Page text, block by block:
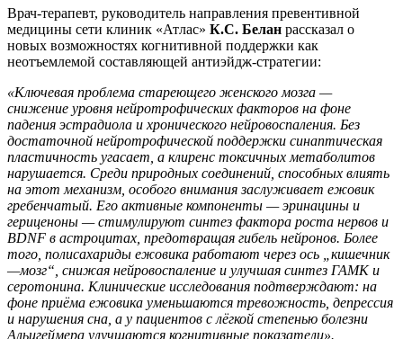
Врач-терапевт, руководитель направления превентивной
медицины сети клиник «Атлас» К.С. Белан рассказал о
новых возможностях когнитивной поддержки как
неотъемлемой составляющей антиэйдж-стратегии:
«Ключевая проблема стареющего женского мозга —
снижение уровня нейротрофических факторов на фоне
падения эстрадиола и хронического нейровоспаления. Без
достаточной нейротрофической поддержки синаптическая
пластичность угасает, а клиренс токсичных метаболитов
нарушается. Среди природных соединений, способных влиять
на этот механизм, особого внимания заслуживает ежовик
гребенчатый. Его активные компоненты — эринацины и
гериценоны — стимулируют синтез фактора роста нервов и
BDNF в астроцитах, предотвращая гибель нейронов. Более
того, полисахариды ежовика работают через ось „кишечник
—мозг“, снижая нейровоспаление и улучшая синтез ГАМК и
серотонина. Клинические исследования подтверждают: на
фоне приёма ежовика уменьшаются тревожность, депрессия
и нарушения сна, а у пациентов с лёгкой степенью болезни
Альцгеймера улучшаются когнитивные показатели».